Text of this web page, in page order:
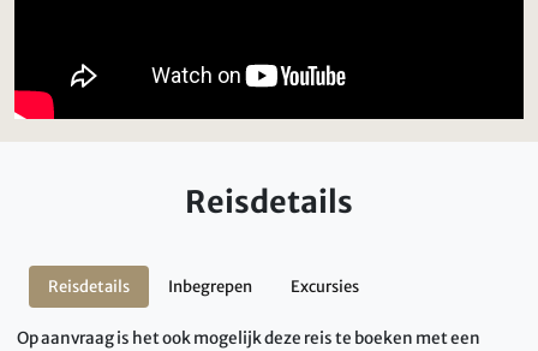
Reisdetails
Reisdetails Inbegrepen Excursies
Op aanvraag is het ook mogelijk deze reis te boeken met een